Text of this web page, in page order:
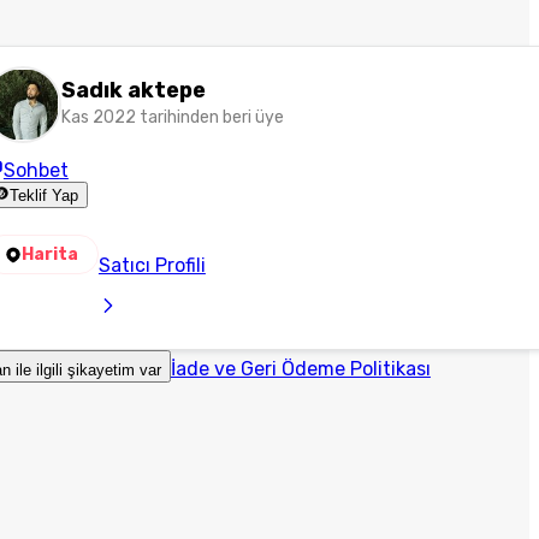
Sadık aktepe
Kas 2022 tarihinden beri üye
Sohbet
Teklif Yap
Harita Satıcı Profili
ile ilgili şikayetim var İade ve Geri Ödeme Politikası